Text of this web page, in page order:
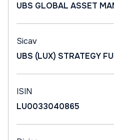
UBS GLOBAL ASSET
Sicav
UBS (LUX) STRATEGY
ISIN
LU0033040865